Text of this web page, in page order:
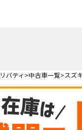
バティ 中古車一覧 スズ